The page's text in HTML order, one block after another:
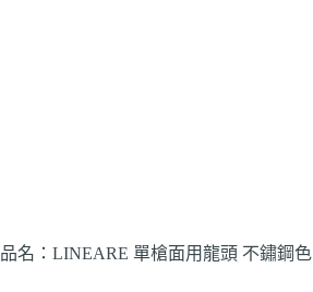
品名：LINEARE 單槍面用龍頭 不鏽鋼色